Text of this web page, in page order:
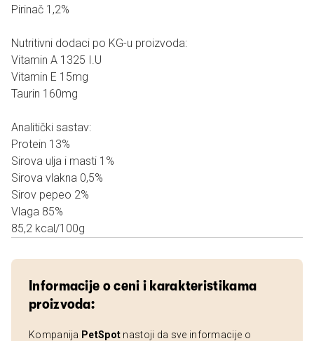
Pirinač 1,2%
Nutritivni dodaci po KG-u proizvoda:
Vitamin A 1325 I.U
Vitamin E 15mg
Taurin 160mg
Analitički sastav:
Protein 13%
Sirova ulja i masti 1%
Sirova vlakna 0,5%
Sirov pepeo 2%
Vlaga 85%
85,2 kcal/100g
Informacije o ceni i karakteristikama
proizvoda:
Kompanija PetSpot nastoji da sve informacije o